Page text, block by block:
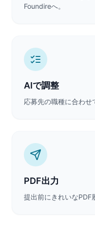
Foundireへ。
AIで調整
応募先の職種に合わせ
PDF出力
提出前にきれいなPDF